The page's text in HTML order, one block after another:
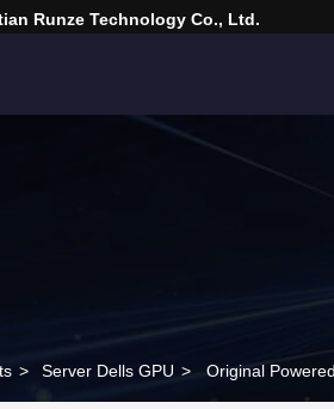
Runze Technology Co., Ltd.
> Server Dells GPU > Original